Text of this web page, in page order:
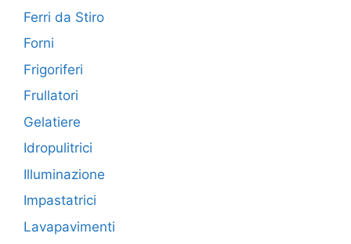
Ferri da Stiro
Forni
Frigoriferi
Frullatori
Gelatiere
Idropulitrici
Illuminazione
Impastatrici
Lavapavimenti